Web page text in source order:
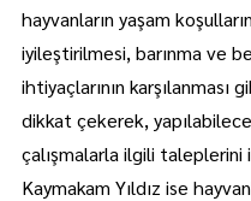
hayvanların yaşam
iyileştirilmesi, barınma ve
ihtiyaçlarının karşılanması
dikkat çekerek,
çalışmalarla ilgili
Kaymakam Yıldız ise